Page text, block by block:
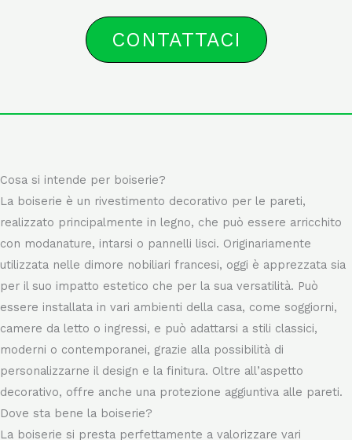
CONTATTACI
Cosa si intende per boiserie?
La boiserie è un rivestimento decorativo per le pareti,
realizzato principalmente in legno, che può essere arricchito
con modanature, intarsi o pannelli lisci. Originariamente
utilizzata nelle dimore nobiliari francesi, oggi è apprezzata sia
per il suo impatto estetico che per la sua versatilità. Può
essere installata in vari ambienti della casa, come soggiorni,
camere da letto o ingressi, e può adattarsi a stili classici,
moderni o contemporanei, grazie alla possibilità di
personalizzarne il design e la finitura. Oltre all’aspetto
decorativo, offre anche una protezione aggiuntiva alle pareti.
Dove sta bene la boiserie?